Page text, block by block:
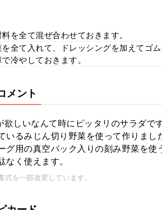
を全て混ぜ合わせておきます。
全て入れて、ドレッシングを加えてゴ
冷やしておきます。
メント
欲しいなんて時にピッタリのサラダです
いるみじん切り野菜を使って作りまし
グ用の真空パック入りの刻み野菜を使
なく使えます。
を一部改変しています。